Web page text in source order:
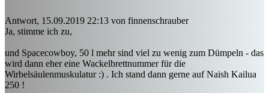
Antwort, 15.09.2019 22:13 von finnenschrauber
Ja, stimme ich zu,
und Spacecowboy, 50 l mehr sind viel zu wenig zum Dümpeln - das
wird dann eher eine Wackelbrettnummer für die
Wirbelsäulenmuskulatur :) . Ich stand dann gerne auf Naish Kailua
250 !